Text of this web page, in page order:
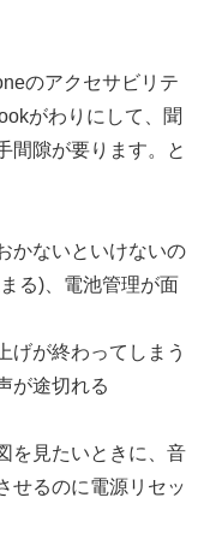
のアクセサビリテ
がわりにして、聞
間隙が要ります。と
かないといけないの
る)、電池管理が面
げが終わってしまう
が途切れる
を見たいときに、音
せるのに電源リセッ